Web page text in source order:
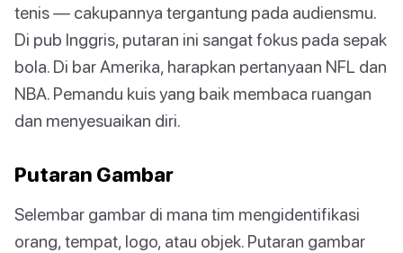
tenis — cakupannya tergantung pada audiensmu.
Di pub Inggris, putaran ini sangat fokus pada sepak
bola. Di bar Amerika, harapkan pertanyaan NFL dan
NBA. Pemandu kuis yang baik membaca ruangan
dan menyesuaikan diri.
Putaran Gambar
Selembar gambar di mana tim mengidentifikasi
orang, tempat, logo, atau objek. Putaran gambar